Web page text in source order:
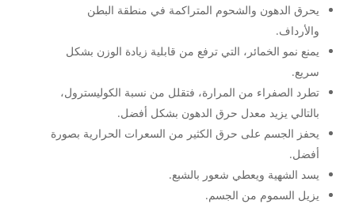
يحرق الدهون والشحوم المتراكمة في منطقة البطن
والأرداف.
يمنع نمو الخمائر، التي ترفع من قابلية زيادة الوزن بشكل
سريع.
تطرد الصفراء من المرارة، فتقلل من نسبة الكوليسترول،
بالتالي يزيد معدل حرق الدهون بشكل أفضل.
يحفز الجسم على حرق الكثير من السعرات الحرارية بصورة
أفضل.
يسد الشهية ويعطي شعور بالشبع.
يزيل السموم من الجسم.